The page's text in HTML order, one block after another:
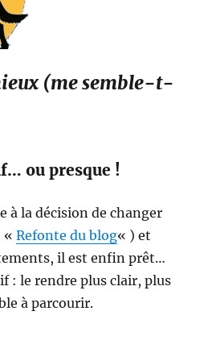
(me semble-t-
ou presque !
à la décision de changer
«Refonte du blog« ) et
il est enfin prêt…
: le rendre plus clair, plus
à parcourir.